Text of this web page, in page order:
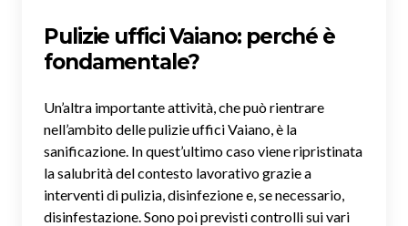
Pulizie uffici Vaiano: perché è
fondamentale?
Un’altra importante attività, che può rientrare
nell’ambito delle pulizie uffici Vaiano, è la
sanificazione. In quest’ultimo caso viene ripristinata
la salubrità del contesto lavorativo grazie a
interventi di pulizia, disinfezione e, se necessario,
disinfestazione. Sono poi previsti controlli sui vari